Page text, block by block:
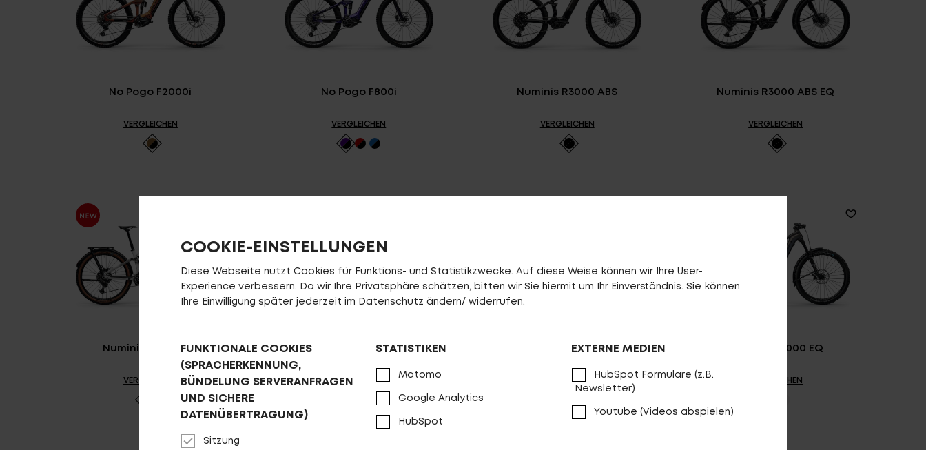
No Pogo F2000i
VERGLEICHEN
No Pogo F800i
VERGLEICHEN
Numinis R3000 ABS
VERGLEICHEN
Numinis R3000 ABS EQ
VERGLEICHEN
Numinis R2000 EQ
VERGLEICHEN
Numinis R2000
VERGLEICHEN
Numinis R2000
VERGLEICHEN
Numinis R2000 EQ
VERGLEICHEN
COOKIE-EINSTELLUNGEN
Diese Webseite nutzt Cookies für Funktions- und Statistikzwecke. Auf diese Weise können wir Ihre User-
Experience verbessern. Da wir Ihre Privatsphäre schätzen, bitten wir Sie hiermit um Ihr Einverständnis. Sie können
Ihre Einwilligung später jederzeit im Datenschutz ändern/ widerrufen.
FUNKTIONALE COOKIES
(SPRACHERKENNUNG,
BÜNDELUNG SERVERANFRAGEN
UND SICHERE
DATENÜBERTRAGUNG)
Sitzung
STATISTIKEN
Matomo
Google Analytics
HubSpot
EXTERNE MEDIEN
HubSpot Formulare (z.B.
Newsletter)
Youtube (Videos abspielen)